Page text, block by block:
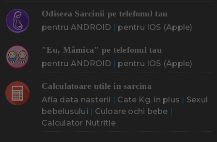
Odiseea Sarcinii pe telefonul tau
pentru ANDROID | pentru IOS (Apple)
"Eu, Mămica" pe telefonul tau
pentru ANDROID | pentru IOS (Apple)
Calculatoare utile in sarcina
Afla data nasterii | Cate Kg. in plus | Sexul
bebelusului | Culoare ochi bebe |
Calculator Nutritie